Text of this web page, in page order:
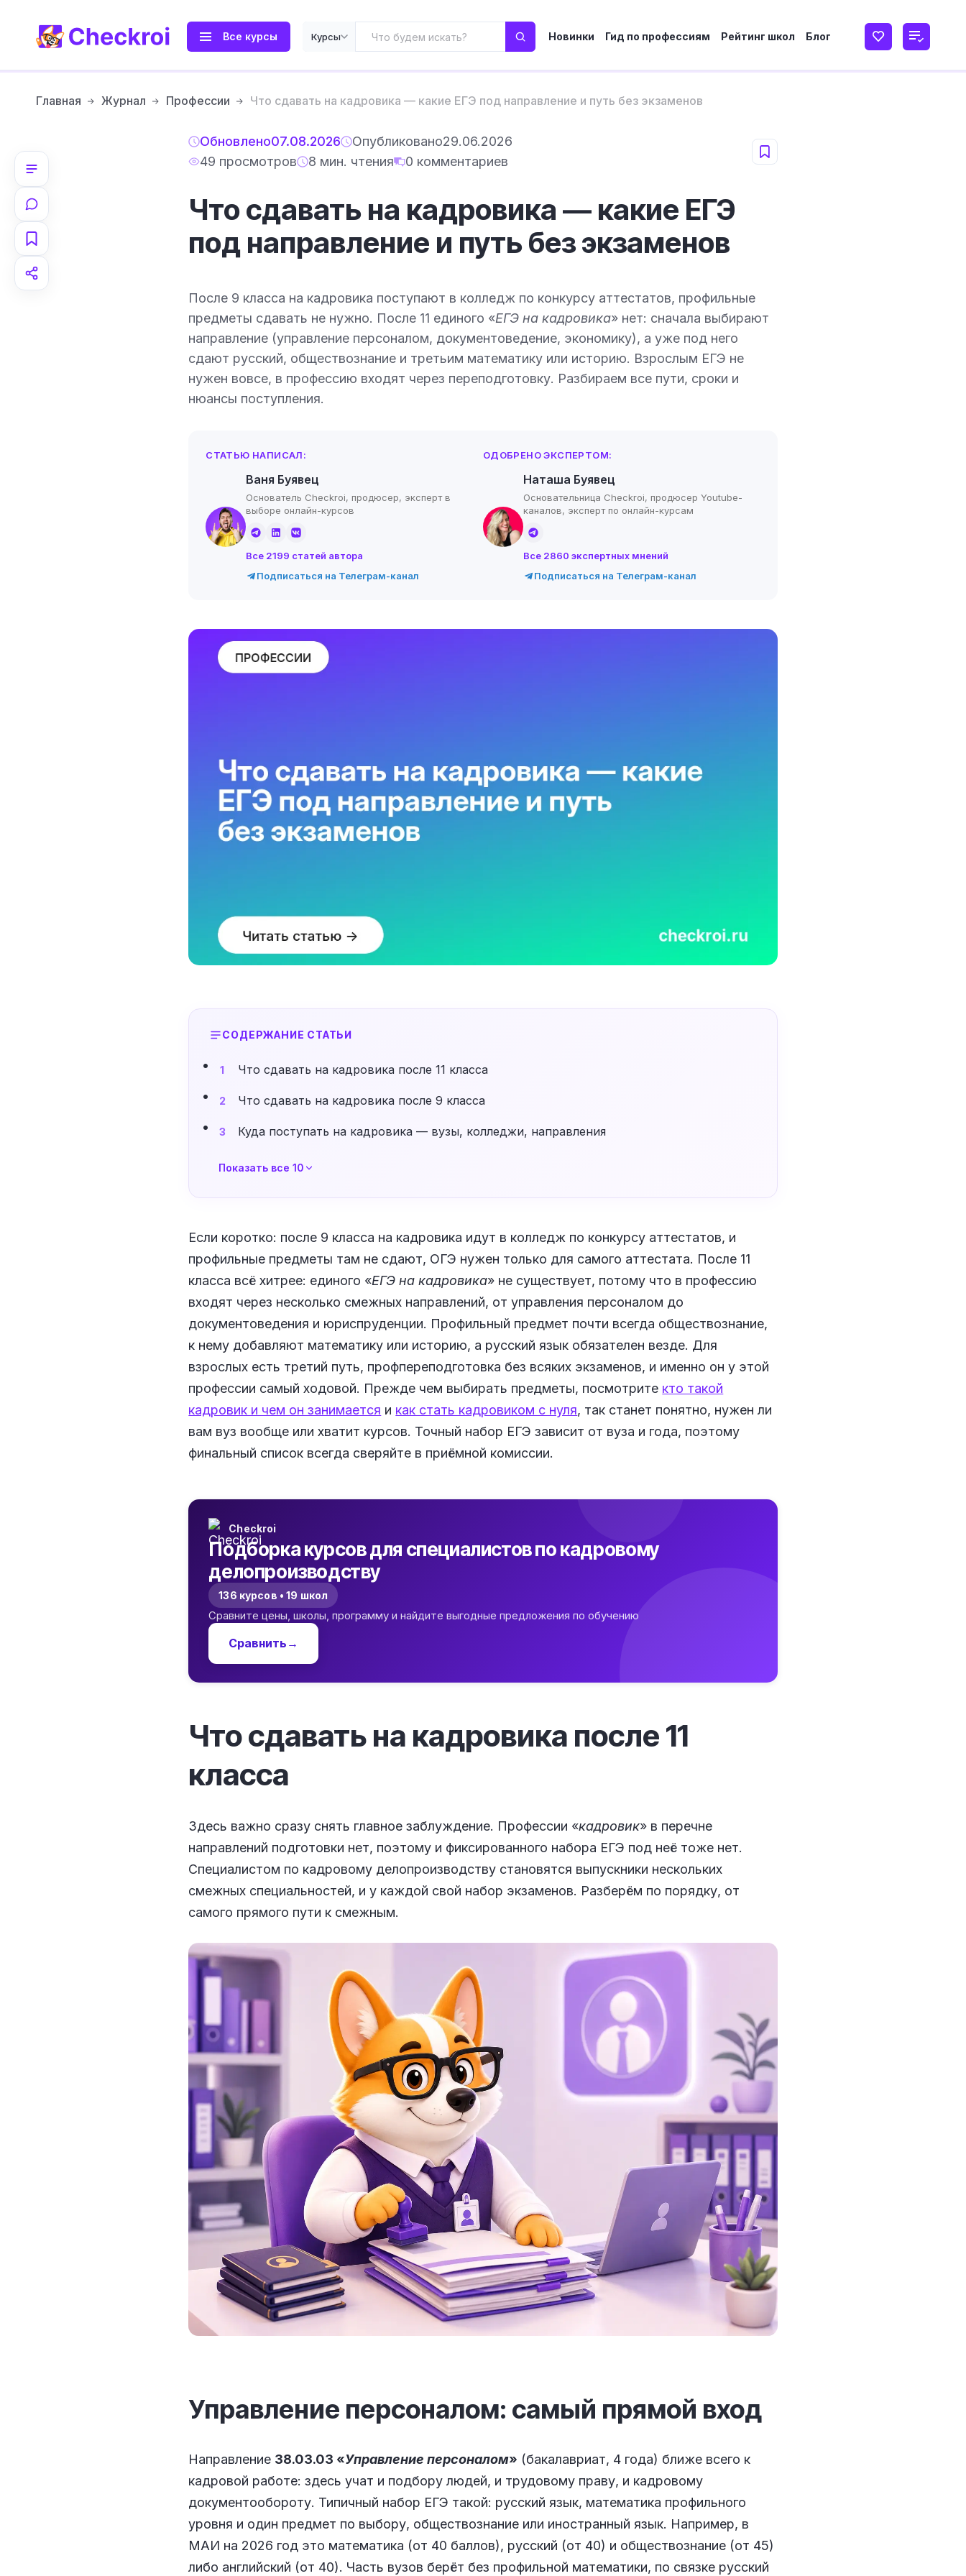
Все курсы Курсы Новинки Гид по профессиям Рейтинг школ Блог
Главная Журнал Профессии Что сдавать на кадровика — какие ЕГЭ под направление и путь без экзаменов
Обновлено07.08.2026 Опубликовано29.06.2026
49 просмотров
8 мин. чтения 0 комментариев
Что сдавать на кадровика — какие ЕГЭ
под направление и путь без экзаменов
После 9 класса на кадровика поступают в колледж по конкурсу аттестатов, профильные
предметы сдавать не нужно. После 11 единого «ЕГЭ на кадровика» нет: сначала выбирают
направление (управление персоналом, документоведение, экономику), а уже под него
сдают русский, обществознание и третьим математику или историю. Взрослым ЕГЭ не
нужен вовсе, в профессию входят через переподготовку. Разбираем все пути, сроки и
нюансы поступления.
СТАТЬЮ НАПИСАЛ:
Ваня Буявец
Основатель Checkroi, продюсер, эксперт в
выборе онлайн-курсов
Все 2199 статей автора
Подписаться на Телеграм-канал
ОДОБРЕНО ЭКСПЕРТОМ:
Наташа Буявец
Основательница Checkroi, продюсер Youtube-
каналов, эксперт по онлайн-курсам
Все 2860 экспертных мнений
Подписаться на Телеграм-канал
СОДЕРЖАНИЕ СТАТЬИ
1 Что сдавать на кадровика после 11 класса
2 Что сдавать на кадровика после 9 класса
3 Куда поступать на кадровика — вузы, колледжи, направления
Показать все 10
Если коротко: после 9 класса на кадровика идут в колледж по конкурсу аттестатов, и
профильные предметы там не сдают, ОГЭ нужен только для самого аттестата. После 11
класса всё хитрее: единого «ЕГЭ на кадровика» не существует, потому что в профессию
входят через несколько смежных направлений, от управления персоналом до
документоведения и юриспруденции. Профильный предмет почти всегда обществознание,
к нему добавляют математику или историю, а русский язык обязателен везде. Для
взрослых есть третий путь, профпереподготовка без всяких экзаменов, и именно он у этой
профессии самый ходовой. Прежде чем выбирать предметы, посмотрите кто такой
кадровик и чем он занимается и как стать кадровиком с нуля, так станет понятно, нужен ли
вам вуз вообще или хватит курсов. Точный набор ЕГЭ зависит от вуза и года, поэтому
финальный список всегда сверяйте в приёмной комиссии.
Checkroi
Подборка курсов для специалистов по кадровому
делопроизводству
136 курсов • 19 школ
Сравните цены, школы, программу и найдите выгодные предложения по обучению
Сравнить →
Что сдавать на кадровика после 11
класса
Здесь важно сразу снять главное заблуждение. Профессии «кадровик» в перечне
направлений подготовки нет, поэтому и фиксированного набора ЕГЭ под неё тоже нет.
Специалистом по кадровому делопроизводству становятся выпускники нескольких
смежных специальностей, и у каждой свой набор экзаменов. Разберём по порядку, от
самого прямого пути к смежным.
Управление персоналом: самый прямой вход
Направление 38.03.03 «Управление персоналом» (бакалавриат, 4 года) ближе всего к
кадровой работе: здесь учат и подбору людей, и трудовому праву, и кадровому
документообороту. Типичный набор ЕГЭ такой: русский язык, математика профильного
уровня и один предмет по выбору, обществознание или иностранный язык. Например, в
МАИ на 2026 год это математика (от 40 баллов), русский (от 40) и обществознание (от 45)
либо английский (от 40). Часть вузов берёт без профильной математики, по связке русский